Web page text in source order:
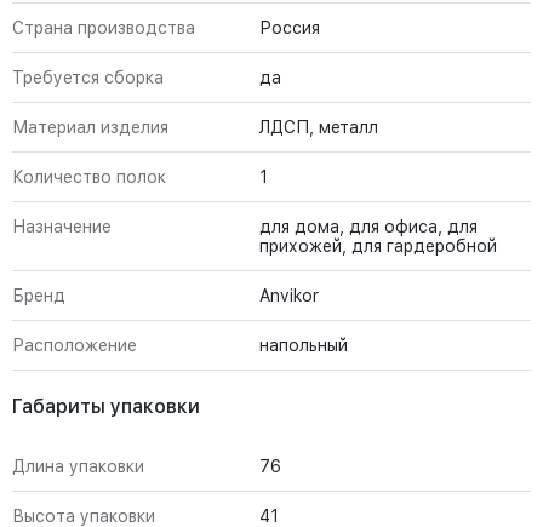
Страна производства Россия
Требуется сборка да
Материал изделия ЛДСП, металл
Количество полок 1
Назначение
для дома, для офиса, для
прихожей, для гардеробной
Бренд Anvikor
Расположение напольный
Габариты упаковки
Длина упаковки 76
Высота упаковки 41